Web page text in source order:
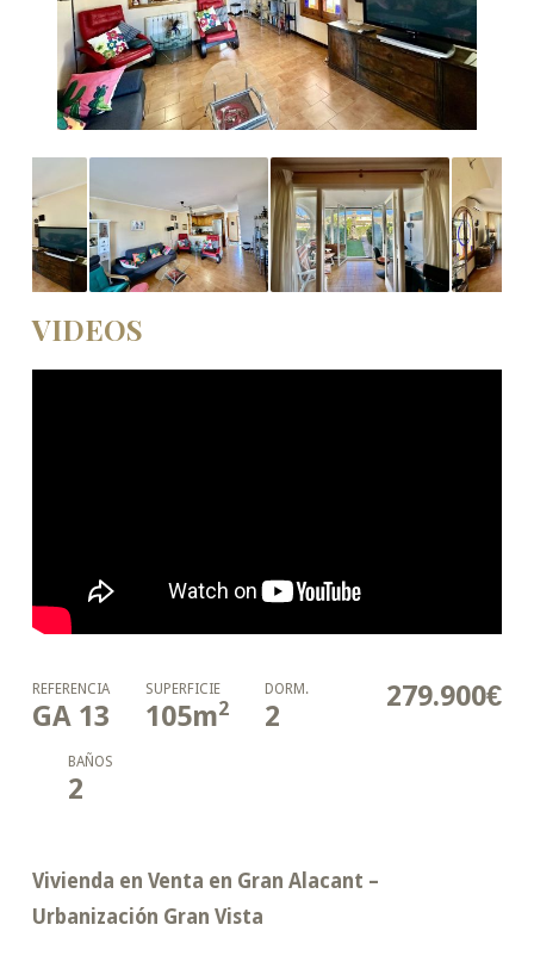
VIDEOS
279.900€
REFERENCIA
GA 13
SUPERFICIE
105m2
DORM.
2
BAÑOS
2
Vivienda en Venta en Gran Alacant –
Urbanización Gran Vista